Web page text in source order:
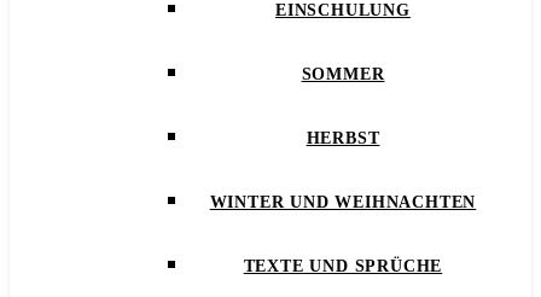
EINSCHULUNG
SOMMER
HERBST
WINTER UND WEIHNACHTEN
TEXTE UND SPRÜCHE